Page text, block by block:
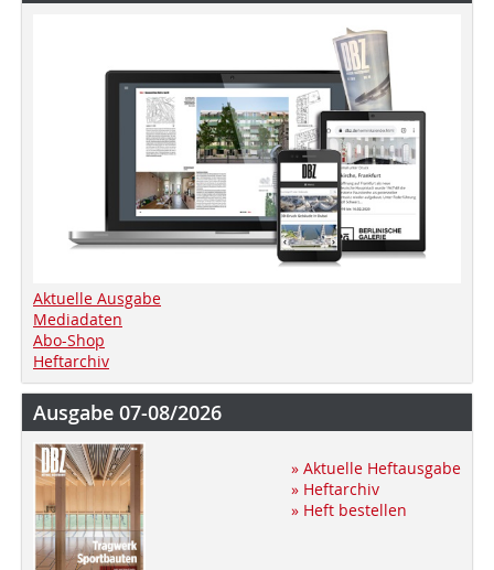
Aktuelle Ausgabe
Mediadaten
Abo-Shop
Heftarchiv
Ausgabe 07-08/2026
» Aktuelle Heftausgabe
» Heftarchiv
» Heft bestellen